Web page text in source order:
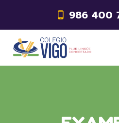
986 400